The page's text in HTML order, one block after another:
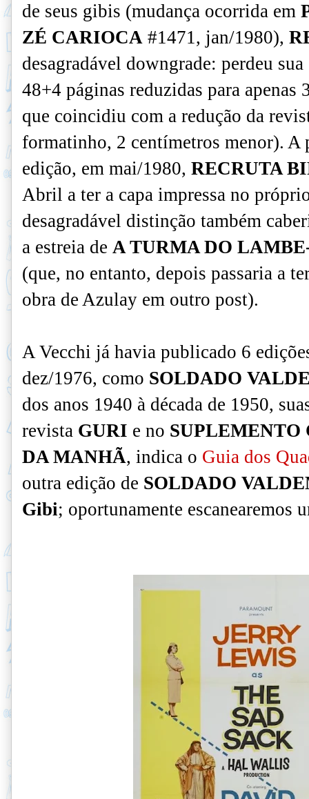
de seus gibis (mudança ocorrida em
ZÉ CARIOCA #1471, jan/1980),
desagradável downgrade: perdeu
48+4 páginas reduzidas para
que coincidiu com a redução da
formatinho, 2 centímetros menor). A
edição, em mai/1980, RECRUTA
Abril a ter a capa impressa no
desagradável distinção também
a estreia de A TURMA DO
(que, no entanto, depois passaria a
obra de Azulay em outro post).
A Vecchi já havia publicado 6
dez/1976, como SOLDADO
dos anos 1940 à década de 1950,
revista GURI e no
DA MANHÃ, indica o Guia dos
outra edição de SOLDADO
Gibi; oportunamente escanearemos